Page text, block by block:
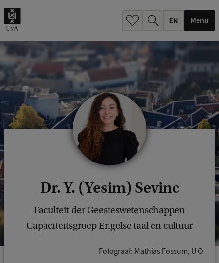
Menu
Dr. Y. (Yesim) Sevinc
Faculteit der Geesteswetenschappen
Capaciteitsgroep Engelse taal en cultuur
Fotograaf: Mathias Fossum, UiO